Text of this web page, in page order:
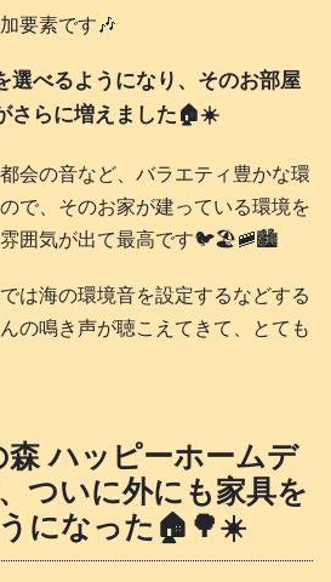
要素です🎶
選べるようになり、そのお部屋
さらに増えました🏠️☀️
会の音など、バラエティ豊かな環
で、そのお家が建っている環境を
雰囲気が出て最高です🐦️🏖️🚞🏙️
は海の環境音を設定するなどする
の鳴き声が聴こえてきて、とても
森 ハッピーホームデ
ついに外にも家具を
になった🏠️🌳☀️